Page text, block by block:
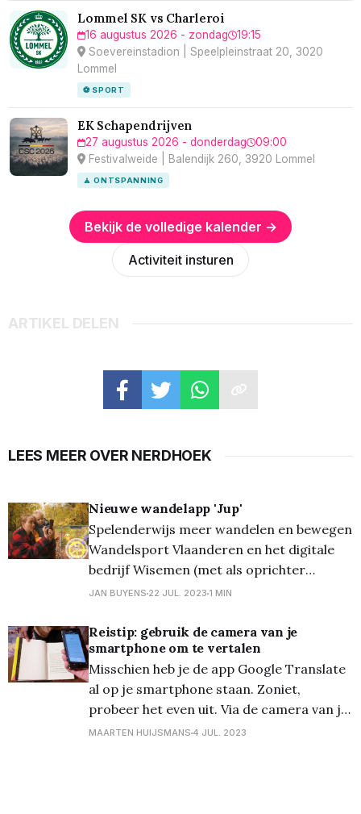
Lommel SK vs Charleroi
16 augustus 2026 - zondag
19:15
Soevereinstadion | Speelpleinstraat 20, 3020
Lommel
⚽ SPORT
EK Schapendrijven
27 augustus 2026 - donderdag
09:00
Festivalweide | Balendijk 260, 3920 Lommel
🧘 ONTSPANNING
Bekijk de volledige kalender →
Activiteit insturen
ARTIKEL DELEN
LEES MEER OVER NERDHOEK
Nieuwe wandelapp 'Jup'
Spelenderwijs meer wandelen en bewegen
Wandelsport Vlaanderen en het digitale
bedrijf Wisemen (met als oprichter
Lommelaar Steffen Brans) uit Diepenbeek
voorgesteld. De bedoeling van de app is
om jong en oud meer aan het wandelen te
krijgen. Je stappen worden, zoals bij
andere
JAN BUYENS 22 JUL. 2023 1 MIN
Reistip: gebruik de camera van je
smartphone om te vertalen
Misschien heb je de app Google Translate
al op je smartphone staan. Zoniet,
probeer het even uit. Via de camera van je
toestel kan je instant alles laten vertalen:
MAARTEN HUIJSMANS 4 JUL. 2023